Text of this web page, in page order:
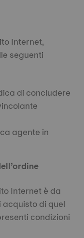
Internet,
seguenti
di concludere
agente in
Internet è da
di quel
condizioni